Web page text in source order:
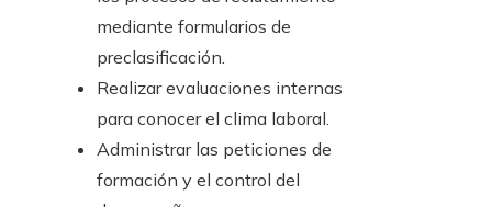
mediante formularios de
preclasificación.
Realizar evaluaciones internas
para conocer el clima laboral.
Administrar las peticiones de
formación y el control del